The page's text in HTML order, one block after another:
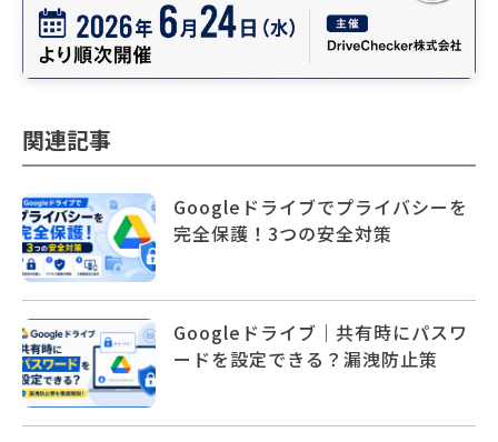
関連記事
Googleドライブでプライバシーを
完全保護！3つの安全対策
Googleドライブ｜共有時にパスワ
ードを設定できる？漏洩防止策